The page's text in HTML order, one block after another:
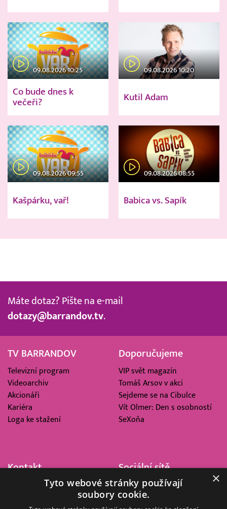
09.08.2026 10:25
Co bude dnes k
večeři?
09.08.2026 10:20
Kutil Adam
09.08.2026 09:55
Kašpárku, vař!
09.08.2026 08:55
Babica vs. Sapík
Máte dotaz? Pište na e-mail
dotazy@barrandov.tv.
TV BARRANDOV
Televizní program
Videoarchiv
Akcionáři
Kariéra
Loga ke stažení
Doporučujeme
VIP svět magazín
Tomáš Arsov v akci
Sejdeme se na Cibulce
Vít Olmer: Den s osobností
SeXoňa
Kontakt
Barrandov Televizní Studio,
Sociální sítě
×
Tyto webové stránky používají
soubory cookie.